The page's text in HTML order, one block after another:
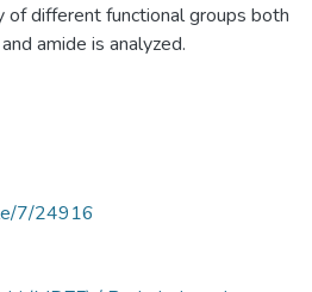
of different functional groups both
amide is analyzed.
7/24916